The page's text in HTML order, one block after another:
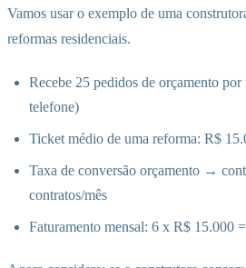
Vamos usar o exemplo de uma
reformas residenciais.
Recebe 25 pedidos de orçamento
telefone)
Ticket médio de uma reforma: R$
Taxa de conversão orçamento →
contratos/mês
Faturamento mensal: 6 x R$ 15.000